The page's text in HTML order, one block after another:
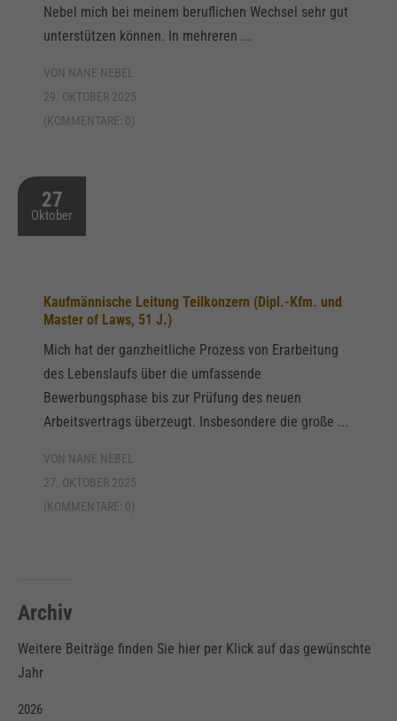
Nebel mich bei meinem beruflichen Wechsel sehr gut
unterstützen können. In mehreren ...
VON NANE NEBEL
29. OKTOBER 2025
(KOMMENTARE: 0)
27
Oktober
Kaufmännische Leitung Teilkonzern (Dipl.-Kfm. und
Master of Laws, 51 J.)
Mich hat der ganzheitliche Prozess von Erarbeitung
des Lebenslaufs über die umfassende
Bewerbungsphase bis zur Prüfung des neuen
Arbeitsvertrags überzeugt. Insbesondere die große ...
VON NANE NEBEL
27. OKTOBER 2025
(KOMMENTARE: 0)
Archiv
Weitere Beiträge finden Sie hier per Klick auf das gewünschte
Jahr
2026